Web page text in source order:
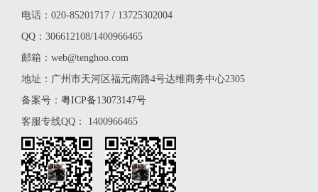
电话：020-85201717 / 13725302004
QQ：306612108/1400966465
邮箱：web@tenghoo.com
地址：广州市天河区福元南路4号达维商务中心2305
备案号： 粤ICP备13073147号
客服专线QQ： 1400966465